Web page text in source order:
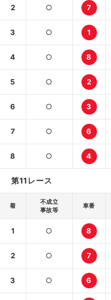
2 ○ 7
3 ○ 1
4 ○ 8
5 ○ 2
6 ○ 3
7 ○ 6
8 ○ 4
第11レース
着
不成立
事故等
車番
1 ○ 8
2 ○ 7
3 ○ 6